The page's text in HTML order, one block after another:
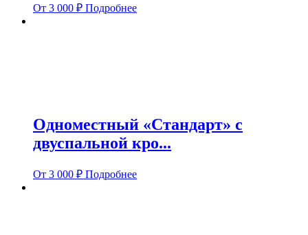
От 3 000 ₽ Подробнее
Одноместный «Стандарт» с
двуспальной кро...
От 3 000 ₽ Подробнее